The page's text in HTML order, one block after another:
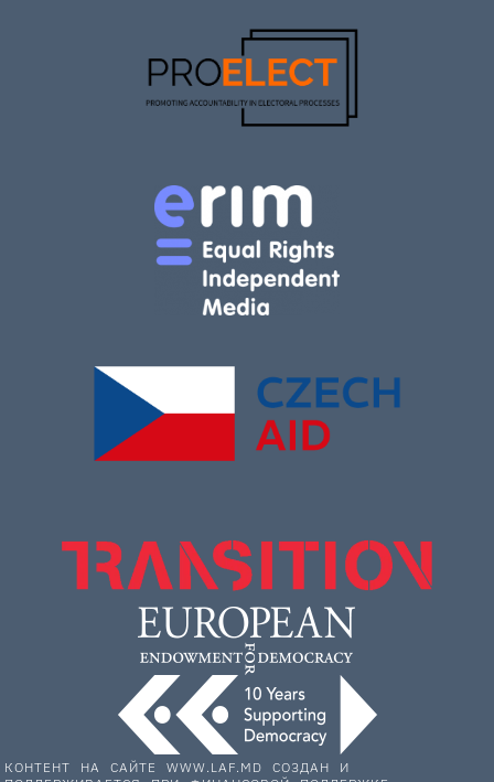
КОНТЕНТ НА САЙТЕ WWW.LAF.MD СОЗДАН И